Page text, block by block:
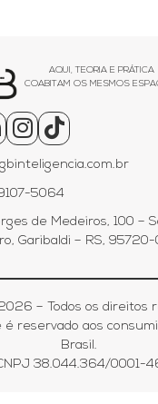
AQUI, TEORIA E PRÁTICA
COABITAM OS MESMOS
5064
de Medeiros, 100 –
Garibaldi – RS,
– Todos os direitos
é reservado aos
Brasil.
38.044.364/0001-